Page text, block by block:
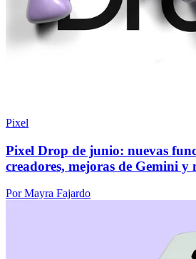
Pixel
Pixel Drop de junio: nuevas
creadores, mejoras de Gemini y
Por Mayra Fajardo